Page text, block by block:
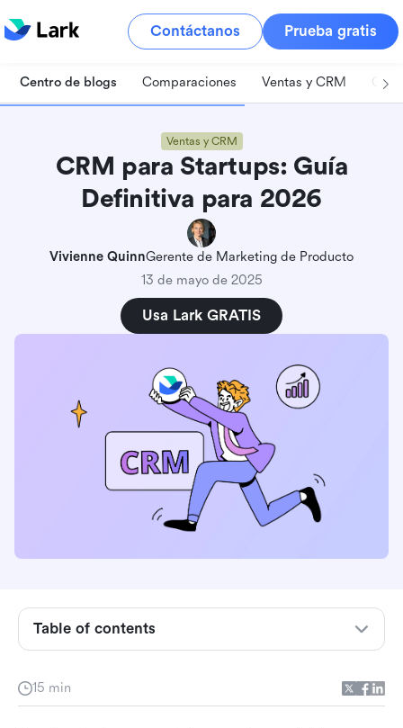
Contáctanos Prueba gratis
Centro de blogs Comparaciones Ventas y CRM
Ventas y CRM
CRM para Startups: Guía
Definitiva para 2026
Vivienne QuinnGerente de Marketing de Producto
13 de mayo de 2025
Usa Lark GRATIS
15 min
Table of contents
¿Qué es un CRM y por qué las startups
necesitan uno?
Cómo elegir el mejor CRM para startups